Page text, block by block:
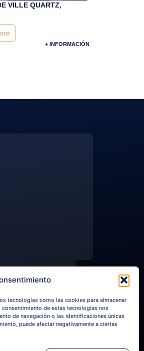
tecnologías como las cookies para almacenar
de estas tecnologías nos
de navegación o las identificaciones únicas
puede afectar negativamente a ciertas
VILLE QUARTZ,
+ INFORMACIÓN